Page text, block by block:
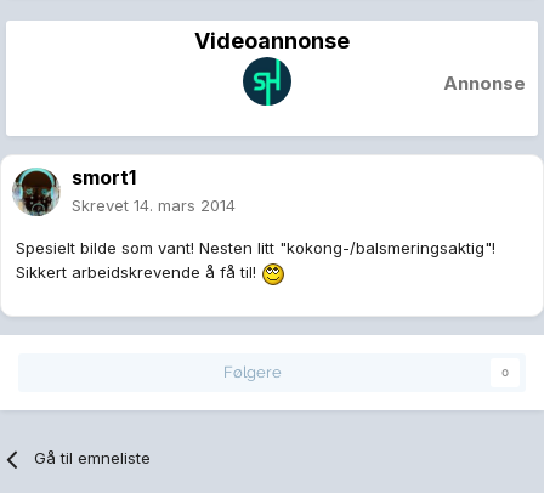
Videoannonse
Annonse
smort1
Skrevet 14. mars 2014
Spesielt bilde som vant! Nesten litt "kokong-/balsmeringsaktig"!
Sikkert arbeidskrevende å få til!
Følgere 0
Gå til emneliste